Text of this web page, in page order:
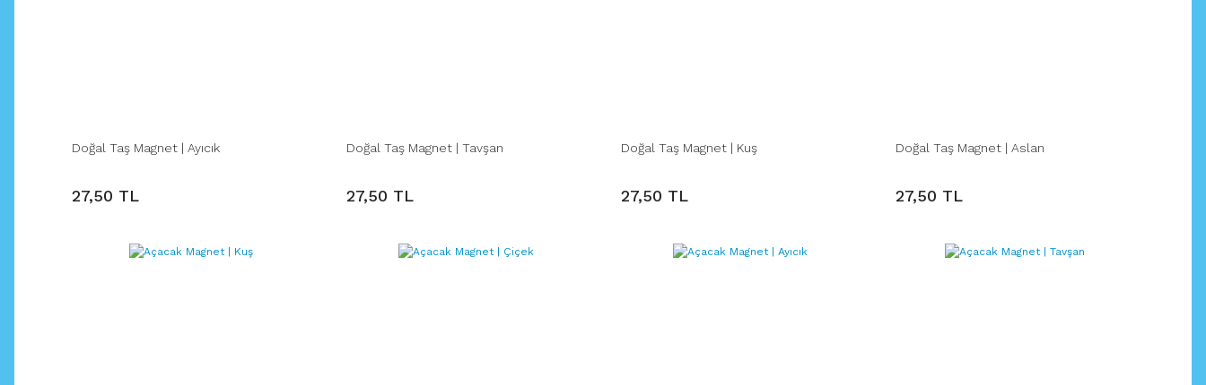
Doğal Taş Magnet | Ayıcık
27,50 TL
Doğal Taş Magnet | Tavşan
27,50 TL
Doğal Taş Magnet | Kuş
27,50 TL
Doğal Taş Magnet | Aslan
27,50 TL